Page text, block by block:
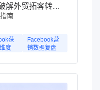
用好Facebook获客数据 破解外贸拓客转化难题
南
获
度
Facebook营
销数据复盘